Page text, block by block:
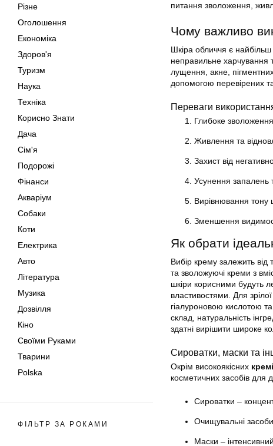
Різне
Оголошення
Економіка
Здоров'я
Туризм
Наука
Техніка
Корисно Знати
Дача
Сім'я
Подорожі
Фінанси
Акваріум
Собаки
Коти
Електрика
Авто
Література
Музика
Дозвілля
Кіно
Своїми Руками
Тварини
Polska
ФІЛЬТР ЗА РОКАМИ
питання зволоження,
Чому важливо
Шкіра обличчя є найбільш
неправильне харчування
лущення, акне,
допомогою перевірених
Переваги
Глибоке
Живлення та
Захист від
Усунення запалень
Вирівнювання тону
Зменшення
Як обрати
Вибір крему залежить від
та зволожуючі креми з
шкіри корисними будуть
властивостями. Для
гіалуроновою кислотою
склад, натуральність
здатні вирішити широке
Сироватки, маски та
Окрім високоякісних
косметичних засобів для
Сироватки –
Очищувальні
Маски –